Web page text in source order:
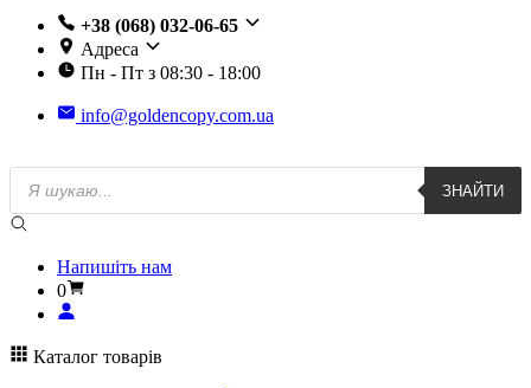
+38 (068) 032-06-65
Адреса
Пн - Пт з 08:30 - 18:00
info@goldencopy.com.ua
Пошук
товарів
ЗНАЙТИ
Напишіть нам
0
Каталог товарів